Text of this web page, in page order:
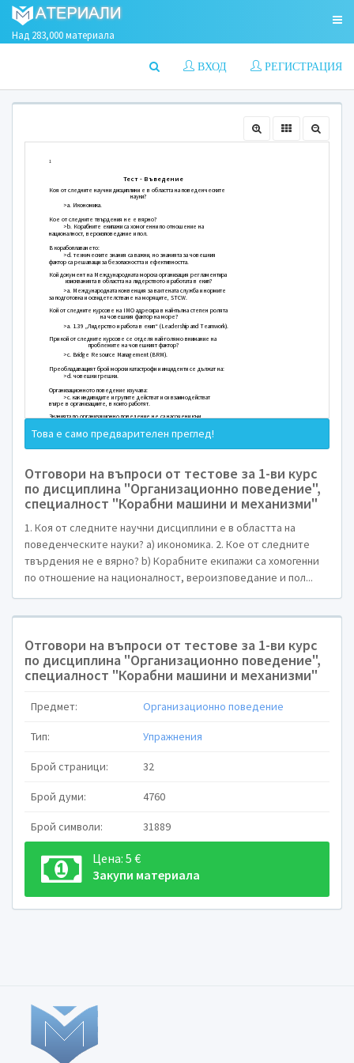
Над 283,000 материала
РЕГИСТРАЦИЯ
ВХОД
1
Коя от следните научни дисциплини е в
>a. Икономика.
Кое от следните твърдения не е вярно?
>b. Корабните екипажи са хомогенни по
националност, вероизповедание и пол.
В корабоплаването:
>d. техническите знания са важни, но
фактор са решаващи за безопасността и
Кой документ на Международната морска
изискванията в областта на лидерството и
>a. Международната конвенция за
за подготовка и освидетелстване на моряците,
Кой от следните курсове на IMO адресира в
>a. 1.39 „Лидерство и работа в екип“
При кой от следните курсове се отделя най-
>c. Bridge Resource Management (BRM).
Преобладаващият брой морски катастрофи и
>c. как индивидите и групите действат и си
Знанията по организационно поведение не са
подобряване на:
>c. техническите познания.
Това е само предварителен преглед!
Отговори на въпроси от тестове за 1-ви курс
по дисциплина "Организационно поведение",
специалност "Корабни машини и механизми"
1. Коя от следните научни дисциплини е в областта на
поведенческите науки? a) икономика. 2. Кое от следните
твърдения не е вярно? b) Корабните екипажи са хомогенни
по отношение на националност, вероизповедание и пол...
Отговори на въпроси от тестове за 1-ви курс
по дисциплина "Организационно поведение",
специалност "Корабни машини и механизми"
Предмет: Организационно поведение
Тип: Упражнения
Брой страници: 32
Брой думи: 4760
Брой символи: 31889
Цена: 5 €
Закупи материала